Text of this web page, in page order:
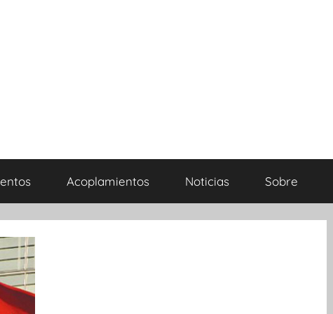
Acoplamientos Noticias Sobre